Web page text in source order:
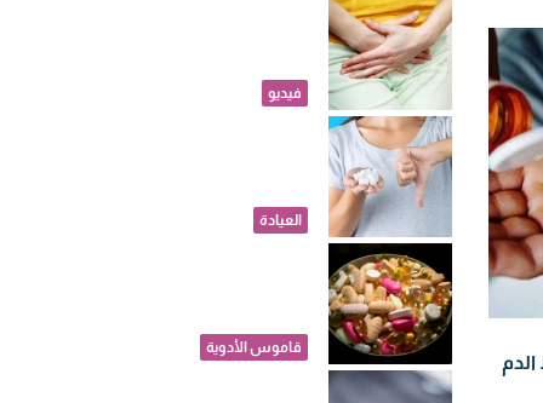
سلامة الجنين
فيديو
السكر يوميا؟
العيادة
قاموس الأدوية